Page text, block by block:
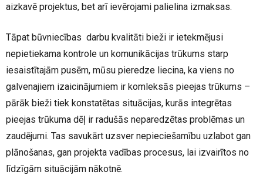
aizkavē projektus, bet arī ievērojami palielina izmaksas.
Tāpat būvniecības darbu kvalitāti bieži ir ietekmējusi
nepietiekama kontrole un komunikācijas trūkums starp
iesaistītajām pusēm, mūsu pieredze liecina, ka viens no
galvenajiem izaicinājumiem ir komleksās pieejas trūkums –
pārāk bieži tiek konstatētas situācijas, kurās integrētas
pieejas trūkuma dēļ ir radušās neparedzētas problēmas un
zaudējumi. Tas savukārt uzsver nepieciešamību uzlabot gan
plānošanas, gan projekta vadības procesus, lai izvairītos no
līdzīgām situācijām nākotnē.